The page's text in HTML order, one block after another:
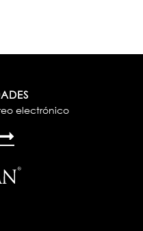
electrónico